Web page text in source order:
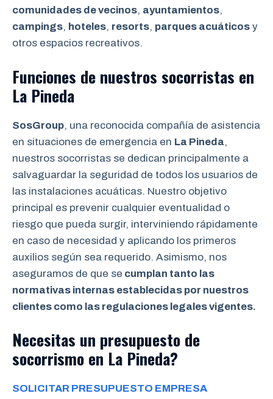
comunidades de vecinos, ayuntamientos,
campings, hoteles, resorts, parques acuáticos y
otros espacios recreativos.
Funciones de nuestros socorristas en
La Pineda
SosGroup, una reconocida compañía de asistencia
en situaciones de emergencia en La Pineda,
nuestros socorristas se dedican principalmente a
salvaguardar la seguridad de todos los usuarios de
las instalaciones acuáticas. Nuestro objetivo
principal es prevenir cualquier eventualidad o
riesgo que pueda surgir, interviniendo rápidamente
en caso de necesidad y aplicando los primeros
auxilios según sea requerido. Asimismo, nos
aseguramos de que se cumplan tanto las
normativas internas establecidas por nuestros
clientes como las regulaciones legales vigentes.
Necesitas un presupuesto de
socorrismo en La Pineda?
SOLICITAR PRESUPUESTO EMPRESA